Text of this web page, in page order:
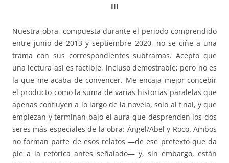
III
Nuestra obra, compuesta durante el periodo comprendido
entre junio de 2013 y septiembre 2020, no se ciñe a una
trama con sus correspondientes subtramas. Acepto que
una lectura así es factible, incluso demostrable; pero no es
la que me acaba de convencer. Me encaja mejor concebir
el producto como la suma de varias historias paralelas que
apenas confluyen a lo largo de la novela, solo al final, y que
empiezan y terminan bajo el aura que desprenden los dos
seres más especiales de la obra: Ángel/Abel y Roco. Ambos
no forman parte de esos relatos —de ese pretexto que da
pie a la retórica antes señalado— y, sin embargo, están